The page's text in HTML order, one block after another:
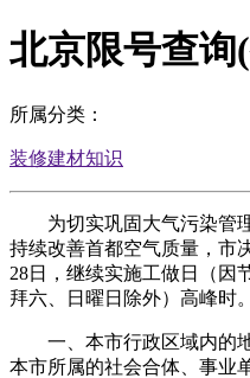
北京限号查询
所属分类：
装修建材知识
为切实巩固大气污染管理
持续改善首都空气质量，市
28日，继续实施工做日（因
拜六、日曜日除外）高峰时。
一、本市行政区域内的地
本市所属的社会合体、事业